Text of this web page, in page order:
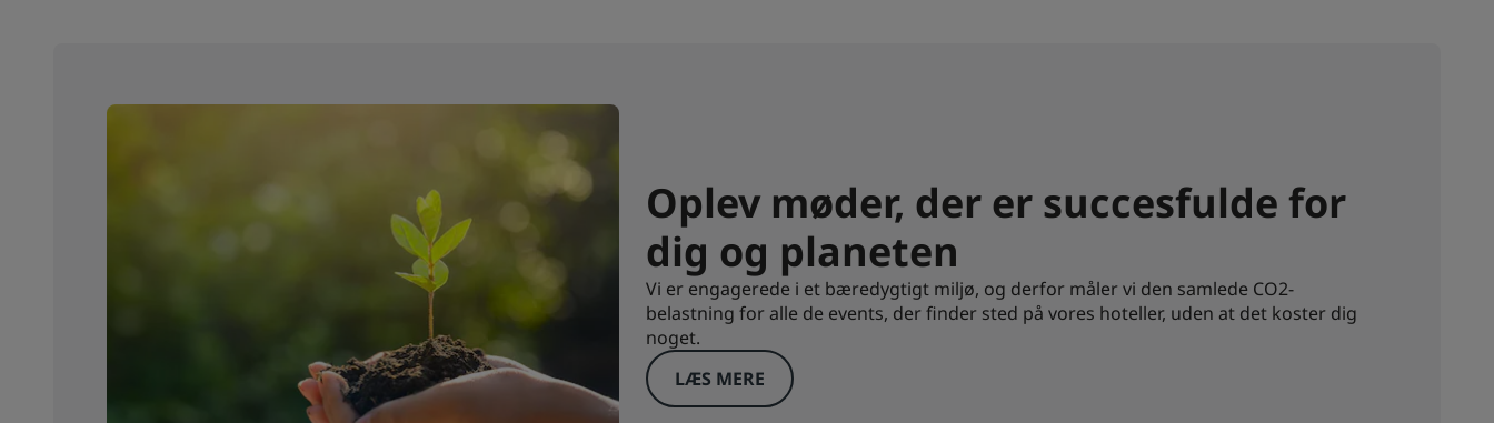
Oplev møder, der er succesfulde for
dig og planeten
Vi er engagerede i et bæredygtigt miljø, og derfor måler vi den samlede CO2-
belastning for alle de events, der finder sted på vores hoteller, uden at det koster dig
noget.
LÆS MERE